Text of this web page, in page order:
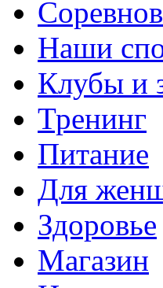
Наши
Клубы и
Тренинг
Питание
Для
Здоровье
Магазин